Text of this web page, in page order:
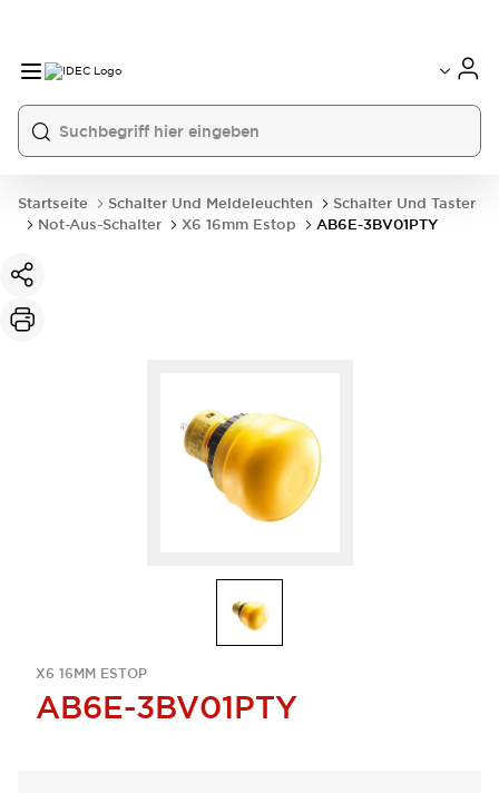
Startseite Schalter Und Meldeleuchten
Schalter Und Taster
Not-Aus-Schalter
X6 16mm Estop AB6E-3BV01PTY
X6 16MM ESTOP
AB6E-3BV01PTY